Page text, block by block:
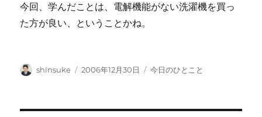
今回、学んだことは、電解機能がない洗濯機を買っ
た方が良い、ということかね。
投
shinsuke
投
2006年12月30日
カ
今日のひとこと